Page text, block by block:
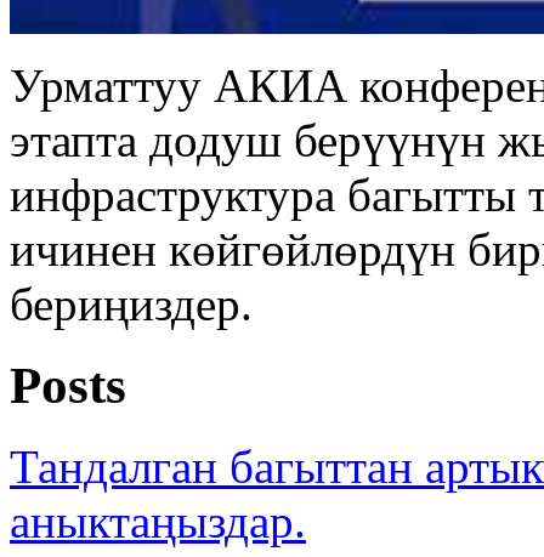
Урматтуу АКИА
этапта додуш берүүнүн
инфраструктура багытты
ичинен көйгөйлөрдүн
бериңиздер.
Posts
Тандалган багыттан
аныктаңыздар.